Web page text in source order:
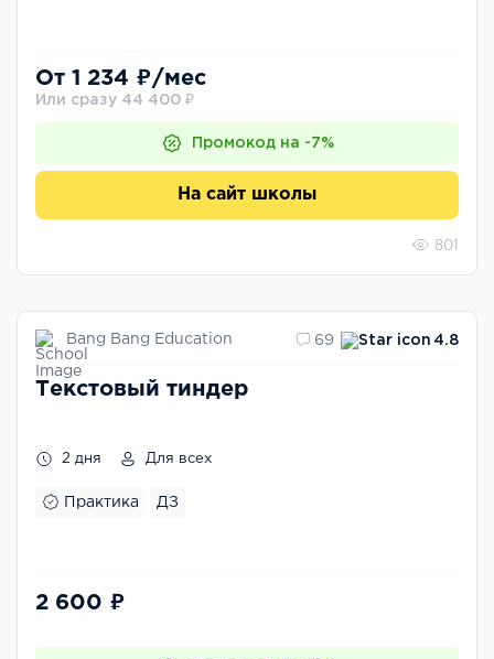
От 1 234 ₽/мес
Или сразу 44 400 ₽
Промокод на -7%
На сайт школы
801
Bang Bang Education 69 4.8
Текстовый тиндер
2 дня Для всех
Практика ДЗ
2 600 ₽